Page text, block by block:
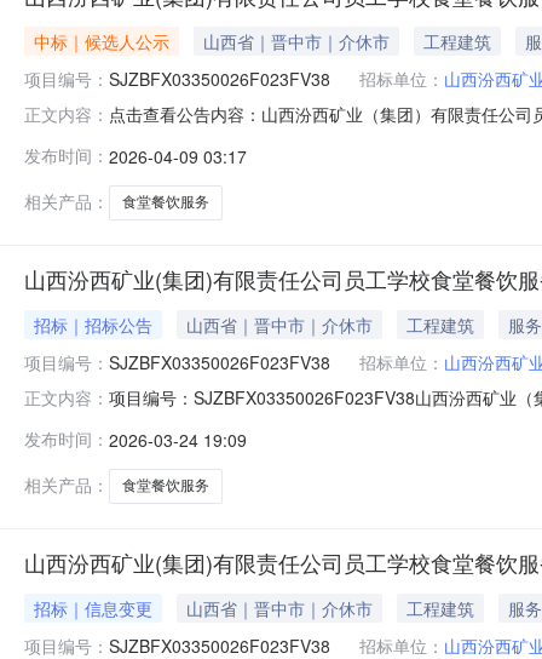
中标｜候选人公示 山西省｜晋中市｜介休市 工程建筑
项目编号： SJZBFX03350026F023FV38 招标单位： 山西汾西矿
正文内容： 点击查看公告内容：山西汾西矿业（集团）有限责任公
发布时间： 2026-04-09 03:17
相关产品：
食堂餐饮服务
山西汾西矿业(集团)有限责任公司员工学校食堂餐饮
招标｜招标公告 山西省｜晋中市｜介休市 工程建筑
服务
项目编号： SJZBFX03350026F023FV38 招标单位： 山西汾西矿
正文内容： 项目编号：SJZBFX03350026F023FV38山西汾西矿业
目。1.2采购人：山西汾西矿业（集团）有限责任公司员
西汾西矿业（
发布时间： 2026-03-24 19:09
相关产品：
食堂餐饮服务
山西汾西矿业(集团)有限责任公司员工学校食堂餐饮
招标｜信息变更 山西省｜晋中市｜介休市 工程建筑
服务
项目编号： SJZBFX03350026F023FV38 招标单位： 山西汾西矿